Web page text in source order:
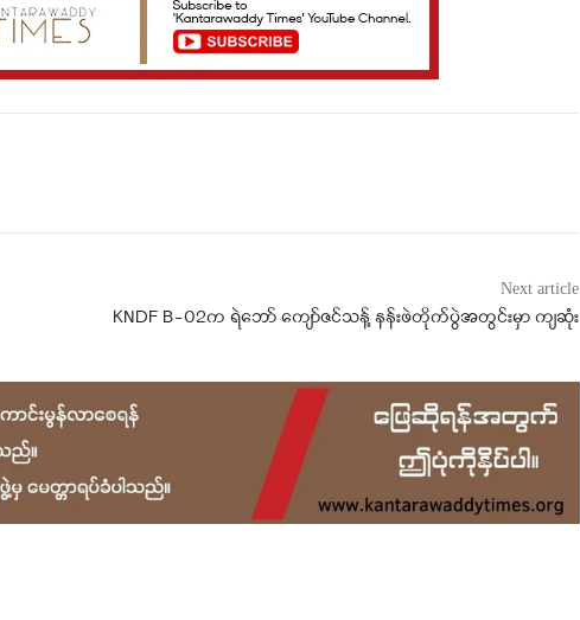
Next article
KNDF B-02က ရဲဘော် ကျော်ဇင်သန့် နန်းဖဲတိုက်ပွဲအတွင်းမှာ ကျဆုံး